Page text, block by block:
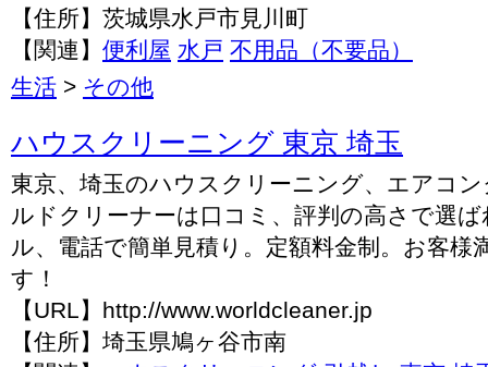
【住所】茨城県水戸市見川町
【関連】 便利屋 水戸 不用品（不要品）
生活 > その他
ハウスクリーニング 東京 埼玉
東京、埼玉のハウスクリーニング、エアコ
ルドクリーナーは口コミ、評判の高さで選
ル、電話で簡単見積り。定額料金制。お客様
す！
【URL】http://www.worldcleaner.jp
【住所】埼玉県鳩ヶ谷市南